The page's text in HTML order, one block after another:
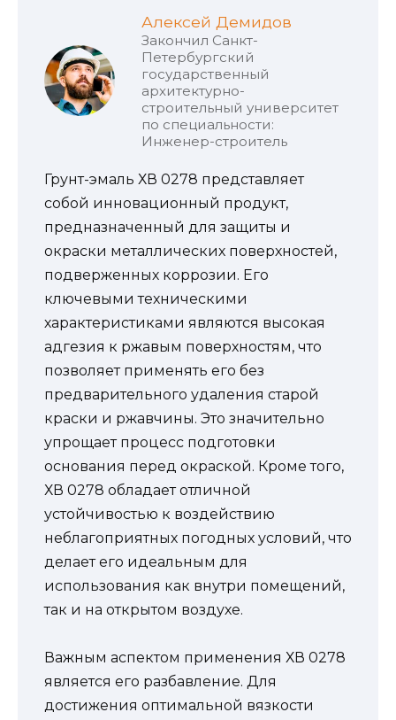
Алексей Демидов
Закончил Санкт-
Петербургский
государственный
архитектурно-
строительный университет
по специальности:
Инженер-строитель
Грунт-эмаль ХВ 0278 представляет
собой инновационный продукт,
предназначенный для защиты и
окраски металлических поверхностей,
подверженных коррозии. Его
ключевыми техническими
характеристиками являются высокая
адгезия к ржавым поверхностям, что
позволяет применять его без
предварительного удаления старой
краски и ржавчины. Это значительно
упрощает процесс подготовки
основания перед окраской. Кроме того,
ХВ 0278 обладает отличной
устойчивостью к воздействию
неблагоприятных погодных условий, что
делает его идеальным для
использования как внутри помещений,
так и на открытом воздухе.
Важным аспектом применения ХВ 0278
является его разбавление. Для
достижения оптимальной вязкости